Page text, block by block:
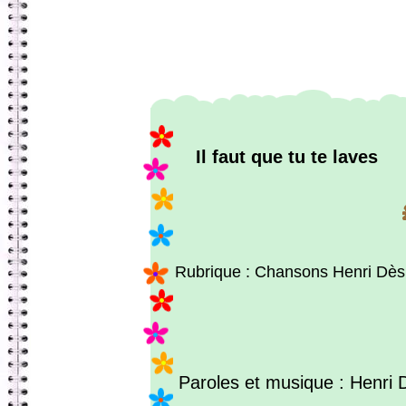
Il faut que tu te laves
Rubrique : Chansons Henri Dès
Paroles et musique : Henri